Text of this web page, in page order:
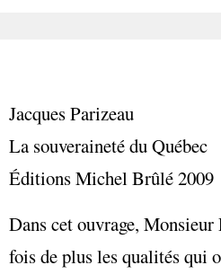
Jacques Parizeau
La souveraineté du Québec
Éditions Michel Brûlé 2009
Dans cet ouvrage,
fois de plus les qualités qui